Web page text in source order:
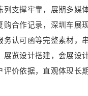
列支撑牢靠，展期多媒
购合作记录，深圳车展
务认可函等完整素材，
展览设计搭建，会展设
评价依据，直观体现长